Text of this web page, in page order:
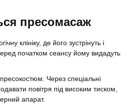
пресомасаж
клініку, де його зустрінуть і
початком сеансу йому видадуть
Через спеціальні
повітря під високим тиском,
апарат.